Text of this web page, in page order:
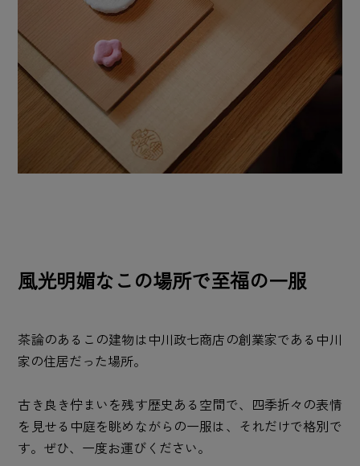
風光明媚なこの場所で至福の一服
茶論のあるこの建物は中川政七商店の創業家である中川
家の住居だった場所。
古き良き佇まいを残す歴史ある空間で、四季折々の表情
を見せる中庭を眺めながらの一服は、それだけで格別で
す。ぜひ、一度お運びください。